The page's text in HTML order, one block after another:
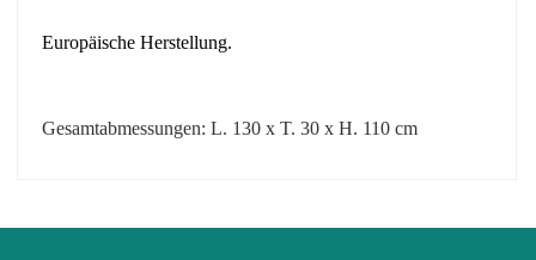
Europäische Herstellung.
Gesamtabmessungen: L. 130 x T. 30 x H. 110 cm